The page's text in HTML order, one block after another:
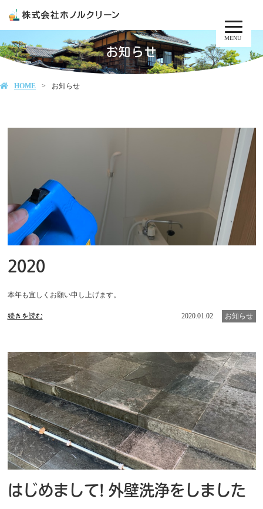
MENU
お知らせ
HOME お知らせ
2020
本年も宜しくお願い申し上げます。
続きを読む 2020.01.02 お知らせ
はじめまして! 外壁洗浄をしました